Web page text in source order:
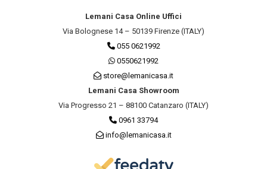
Lemani Casa Online Uffici
Via Bolognese 14 – 50139 Firenze (ITALY)
055 0621992
0550621992
store@lemanicasa.it
Lemani Casa Showroom
Via Progresso 21 – 88100 Catanzaro (ITALY)
0961 33794
info@lemanicasa.it